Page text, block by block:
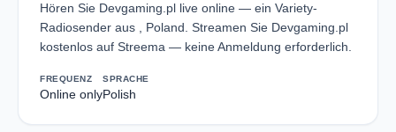
Hören Sie Devgaming.pl live online — ein Variety-
Radiosender aus , Poland. Streamen Sie Devgaming.pl
kostenlos auf Streema — keine Anmeldung erforderlich.
FREQUENZ
Online only
SPRACHE
Polish